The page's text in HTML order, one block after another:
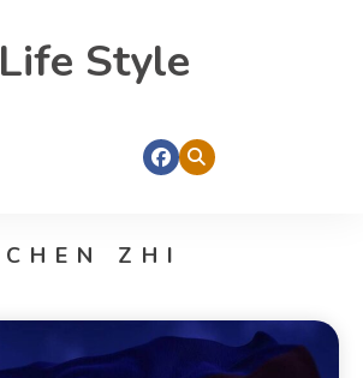
Life Style
CHEN ZHI